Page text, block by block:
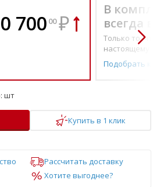
700 00 ₽
В
всегда
Только то, что
настоящему
Подобрать
шт
Купить в 1 клик
Рассчитать доставку
Хотите выгоднее?